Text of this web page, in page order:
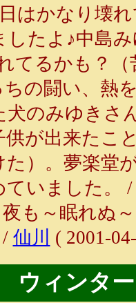
はかなり壊れ
したよ♪中島
てるかも？（
の闘い、熱
犬のみゆきさ
供が出来たこ
た）。夢楽堂
ていました。
も～眠れぬ
仙川 ( 2001-
ウィンタ